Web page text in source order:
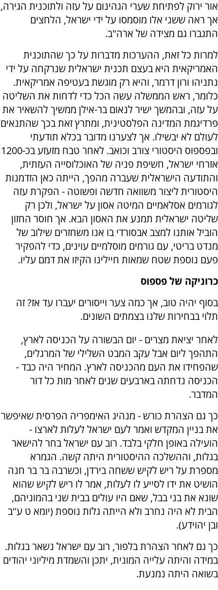
אור ירוק לפתיחת שערי הגהינום על עזה ולתוכנית הגירה,
אך ראה ששני אלו מוסמסו על ידי ישראל, הלחצים
התגברו גם מצידה של ארה"ב.
למרות כל זאת, ההערכות מדברות על כך שהתוכנית
האמריקאית היא בעצם תכנית ישראלית שנרקחה על ידי
נתניהו ורון דרמר, והיא רק מוגשת בעטיפה אמריקאית.
כלומר, ראש הממשלה עשה הכל כדי לדחות את השליטה
על עזה, ובהמשך ישיר לנאום בר-אילן ממשיך להשאיר את
פרדיגמת המדינה הפלסטינית, ומתרץ זאת בכך שהתנאים
לעולם לא יבשילו. אך לצערנו מדובר בכלא תודעתי
ובפספוס היסטורי צורב וכואב. לאחר טבח מזעזע בכ-1200
אזרחי ישראל, חשיפת פניה של האוכלוסייה העזתית,
והתודעה הישראלית שעברה מהפך, הייתה כאן הזדמנות
היסטורית ליצור משוואה חדשה ופשוטה - הפקרת עזה
לגורמים אסלאמיים המיטה אסון על ישראל, ולכן רק
שליטה ישראלית תמנע את האסון הבא. אך חוסר החזון
הוביל אותנו למצב אבסורדי בו אנו משחזרים שילוב של
מנדט בריטי, עם גורמים מוסלמיים עוינים, כדי להפקיר
פעם נוספת שטח שמאות חיילינו הקיזו את דמם עליו.
כרוניקה של פספוס
בסוף יהיה טוב, אך כמה צער וייסורים יעברו עד אז? זה
תלוי בבחירות שלנו בצמתים השונים.
לאחר יציאת מצרים - יום הבשורה על הכניסה לארץ,
התהפך ליום אבל עקב המבט השלילי של המרגלים,
שהפחידו את העם מהכניסה לארץ. המחיר היה כבד -
הכניסה נדחתה בארבעים שנים לאחר מות כל דור
המדבר.
כך גם הצהרת כורש - מנהיג האימפריה הפרסית שאיפשר
את בניין המקדש ואמר לעם ישראל לעלות לארצו -
הועילה באופן חלקי בלבד. רוב עם ישראל בחר להישאר
בגלות, וההשלכה ההיסטורית היתה קשה. הגמרא
מספרת על ריש לקיש ששחה בירדן, וכשרבה בר בר חנה
הושיט את ידו לסייע לו לעלות, אמר לו ריש לקיש שהוא
שונא את בני בבל, שאם היו עולים בבית שני בהמוניהם,
הבית לא היה נחרב ולא הייתה גלות נוספת (יומא ט ע"ב
ובן יהוידע).
כך גם לאחר הצהרת בלפור, רוב עם ישראל נשאר בגלות.
במידה והיתה עלייה המונית, יתכן והשמדת מיליוני יהודים
בשואה היתה נמנעת.